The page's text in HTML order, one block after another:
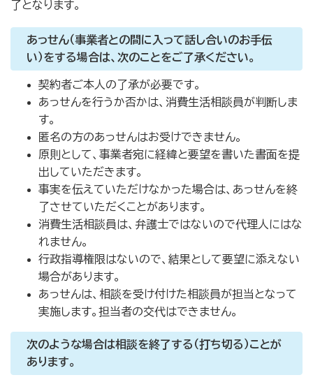
了となります。
あっせん（事業者との間に入って話し合いのお手伝
い）をする場合は、次のことをご了承ください。
契約者ご本人の了承が必要です。
あっせんを行うか否かは、消費生活相談員が判断しま
す。
匿名の方のあっせんはお受けできません。
原則として、事業者宛に経緯と要望を書いた書面を提
出していただきます。
事実を伝えていただけなかった場合は、あっせんを終
了させていただくことがあります。
消費生活相談員は、弁護士ではないので代理人にはな
れません。
行政指導権限はないので、結果として要望に添えない
場合があります。
あっせんは、相談を受け付けた相談員が担当となって
実施します。担当者の交代はできません。
次のような場合は相談を終了する（打ち切る）ことが
あります。